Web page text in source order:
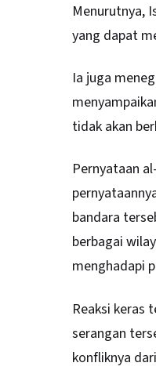
Menurutnya,
yang dapat
Ia juga
tidak akan
Pernyataan
bandara
berbagai
menghadapi
Reaksi keras
serangan
konfliknya